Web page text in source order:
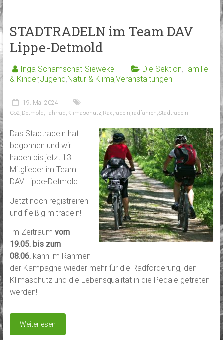
STADTRADELN im Team DAV
Lippe-Detmold
Inga Schamschat-Sieweke Die Sektion,Familie
& Kinder,Jugend,Natur & Klima,Veranstaltungen
19. Mai 2024
Co2 Detmold Fahrrad Klimaschutz, Rad radeln radfahren Stadtradeln
Das Stadtradeln hat
begonnen und wir
haben bis jetzt 13
Mitglieder im Team
DAV Lippe-Detmold.
Jetzt noch registreiren
und fleißig mitradeln!
Im Zeitraum vom
19.05. bis zum
08.06. kann im Rahmen
der Kampagne wieder mehr für die Radförderung, den
Klimaschutz und die Lebensqualität in die Pedale getreten
werden!
Weiterlesen